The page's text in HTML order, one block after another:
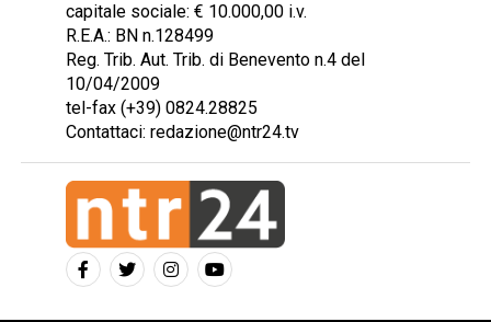
capitale sociale: € 10.000,00 i.v.
R.E.A.: BN n.128499
Reg. Trib. Aut. Trib. di Benevento n.4 del
10/04/2009
tel-fax (+39) 0824.28825
Contattaci: redazione@ntr24.tv